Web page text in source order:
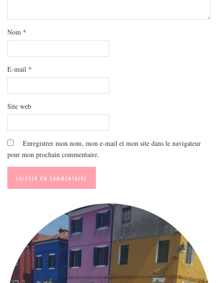
Nom *
E-mail *
Site web
Enregistrer mon nom, mon e-mail et mon site dans le navigateur
pour mon prochain commentaire.